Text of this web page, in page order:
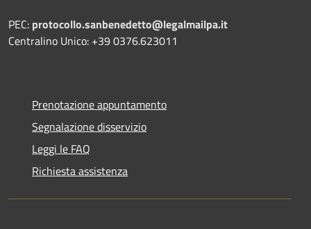
PEC: protocollo.sanbenedetto@legalmailpa.it
Centralino Unico: +39 0376.623011
Prenotazione appuntamento
Segnalazione disservizio
Leggi le FAQ
Richiesta assistenza